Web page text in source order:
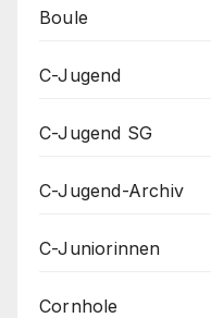
Boule
C-Jugend
C-Jugend SG
C-Jugend-Archiv
C-Juniorinnen
Cornhole